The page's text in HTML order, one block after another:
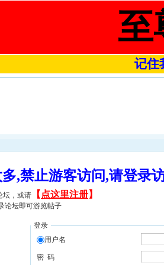
至
记住
多,禁止游客访问,请登
坛，或请 【 点这里注册】
论坛即可游览帖子
登录
用户名
密 码